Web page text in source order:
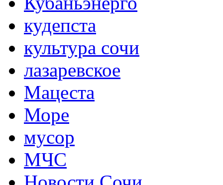
кудепста
культура сочи
лазаревское
Мацеста
Море
мусор
МЧС